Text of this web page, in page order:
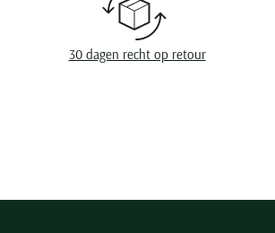
30 dagen recht op retour